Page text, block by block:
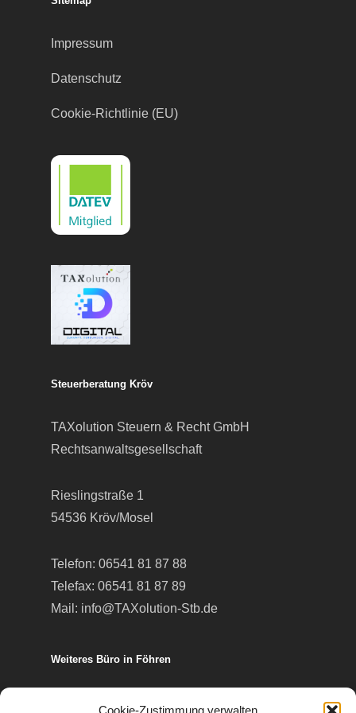
Cookie-Zustimmung verwalten
Impressum
Datenschutz
Cookie-Richtlinie (EU)
Steuerberatung Kröv
TAXolution Steuern & Recht GmbH
Rechtsanwaltsgesellschaft
Rieslingstraße 1
54536 Kröv/Mosel
Telefon: 06541 81 87 88
Telefax: 06541 81 87 89
Mail: info@TAXolution-Stb.de
Weiteres Büro in Föhren